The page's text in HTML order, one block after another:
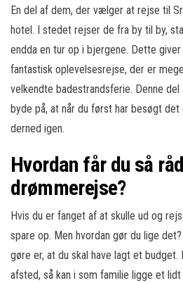
En del af dem, der vælger at rejse til
hotel. I stedet rejser de fra by til by,
endda en tur op i bjergene. Dette
fantastisk oplevelsesrejse, der er
velkendte badestrandsferie. Denne
byde på, at når du først har besøgt det
derned igen.
Hvordan får du så
drømmerejse?
Hvis du er fanget af at skulle ud og
spare op. Men hvordan gør du lige
gøre er, at du skal have lagt et budget.
afsted, så kan i som familie ligge et